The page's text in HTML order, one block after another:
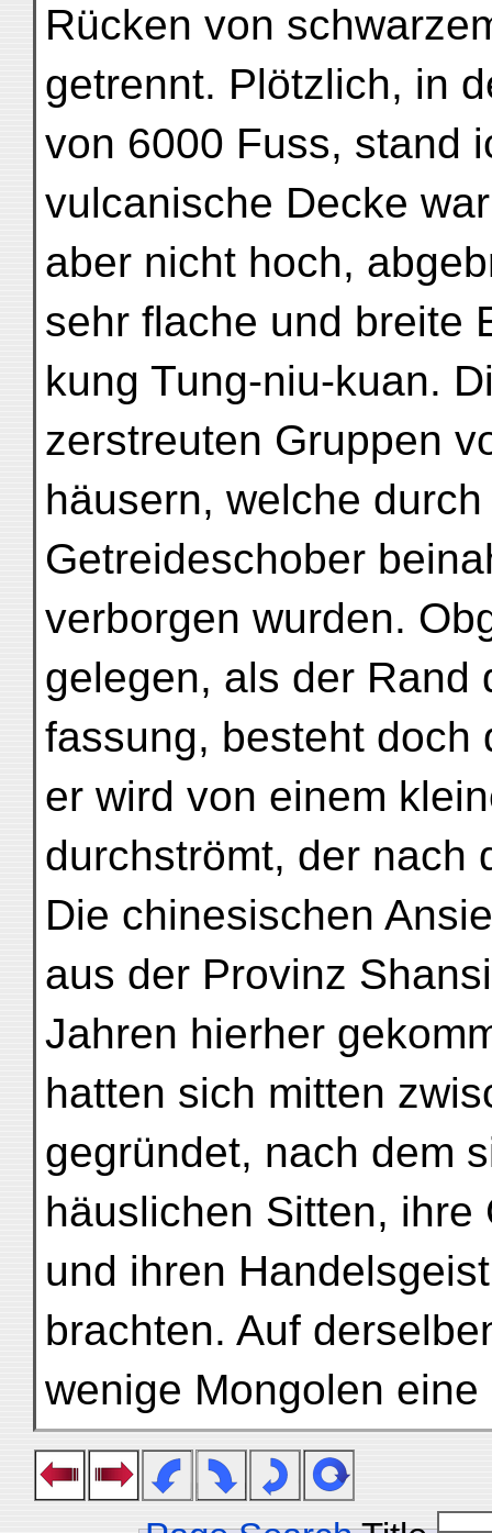
Rücken von
getrennt. Plötzlich, in
von 6000 Fuss, stand
vulcanische Decke
aber nicht hoch,
sehr flache und breite
kung Tung-niu-kuan.
zerstreuten Gruppen
häusern, welche
Getreideschober
verborgen wurden.
gelegen, als der Rand
fassung, besteht doch
er wird von einem
durchströmt, der nach
Die chinesischen
aus der Provinz
Jahren hierher
hatten sich mitten
gegründet, nach dem
häuslichen Sitten,
und ihren
brachten. Auf
wenige Mongolen